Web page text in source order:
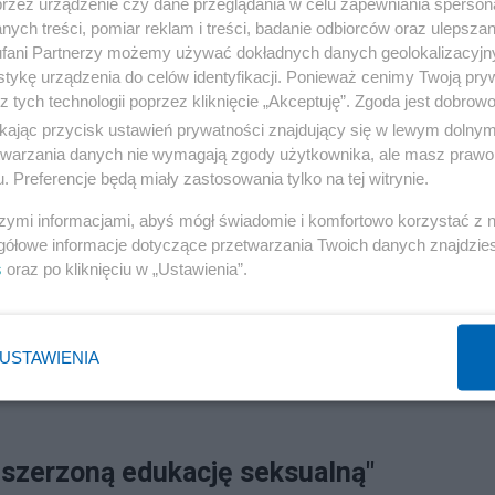
zaznaczył, że "kurator będzie mógł
rozszerzać edukację seksualną". W opinii ministra,
się po prostu lewacką organizacją, ma obsesje
demoralizujące i indoktrynujące - mówił minister
zakazującą propagowania homoseksualizmu w
dopuściły się pedofilii. W ustawie zapisano, że
mogą propagować zmiany płci ani homoseksualizmu.
prowadzić tylko osoby i organizacje występujące w
edukację seksualną"
treści, pomiar reklam i treści, badanie odbiorców oraz
Partnerzy możemy używać dokładnych danych
urządzenia do celów identyfikacji. Ponieważ cenimy Twoją
tych technologii poprzez kliknięcie „Akceptuję”. Zgoda jest
przycisk ustawień prywatności znajdujący się w lewym
danych nie wymagają zgody użytkownika, ale masz
Preferencje będą miały zastosowania tylko na tej witrynie.
informacjami, abyś mógł świadomie i komfortowo korzystać z
informacje dotyczące przetwarzania Twoich danych
oraz po kliknięciu w „Ustawienia”.
USTAWIENIA